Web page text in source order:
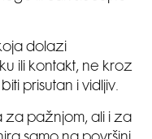
dolazi
ili kontakt, ne kroz
prisutan i vidljiv.
za pažnjom, ali i za